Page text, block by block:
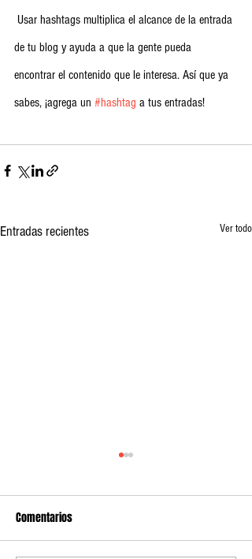
Usar hashtags multiplica el alcance de la entrada
de tu blog y ayuda a que la gente pueda
encontrar el contenido que le interesa. Así que ya
sabes, ¡agrega un #hashtag a tus entradas!
Entradas recientes Ver todo
Comentarios